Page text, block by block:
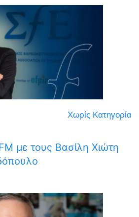
Χωρίς Κατηγορία
με τους Βασίλη Χιώτη